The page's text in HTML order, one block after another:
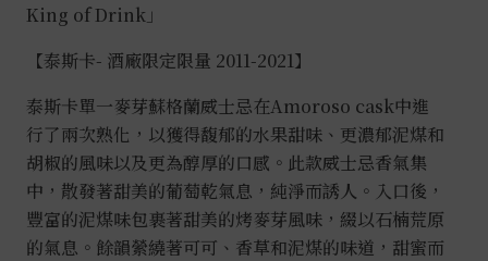
King of Drink」
【泰斯卡- 酒廠限定限量 2011-2021】
泰斯卡單一麥芽蘇格蘭威士忌在Amoroso cask中進
行了兩次熟化，以獲得馥郁的水果甜味、更濃郁泥煤和
胡椒的風味以及更為醇厚的口感。此款威士忌香氣集
中，散發著甜美的葡萄乾氣息，純淨而誘人。入口後，
豐富的泥煤味包裹著甜美的烤麥芽風味，綴以石楠荒原
的氣息。餘韻縈繞著可可、香草和泥煤的味道，甜蜜而